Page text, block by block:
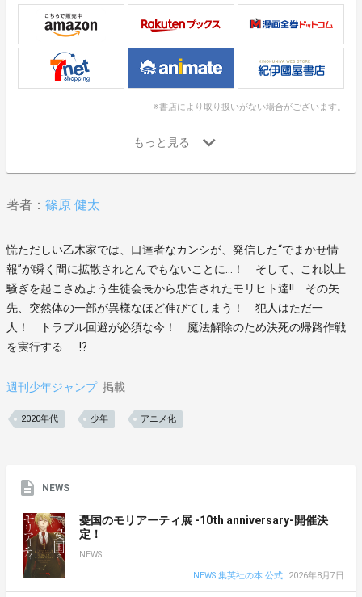
※書店により取り扱いがない場合がございます。
著者： 篠原 健太
慌ただしい乙木家では、口達者なカンシが、発信した“でまかせ情
報”が瞬く間に拡散されとんでもないことに…！ そして、これ以上
騒ぎを起こさぬよう生徒会長から忠告されたモリヒト達!! その矢
先、突然体の一部が異様なほど伸びてしまう！ 犯人はただ一
人！ トラブル回避が必須な今！ 魔法解除のため決死の帰路作戦
を実行する──!?
週刊少年ジャンプ 掲載
2020年代 少年 アニメ化
NEWS
憂国のモリアーティ展 -10th anniversary-開催決
定！
NEWS
NEWS 集英社の本 公式
2026年8月7日